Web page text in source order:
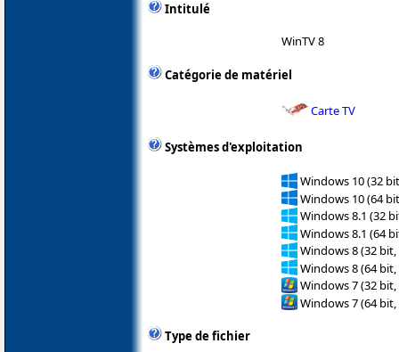
Intitulé
WinTV 8
Catégorie de matériel
Carte TV
Systèmes d'exploitation
Windows 10 (32
Windows 10 (64
Windows 8.1 (32
Windows 8.1 (64
Windows 8 (32 bit,
Windows 8 (64 bit,
Windows 7 (32 bit,
Windows 7 (64 bit,
Type de fichier